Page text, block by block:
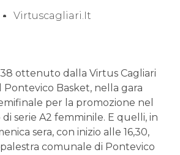
Virtuscagliari.it
ottenuto dalla Virtus Cagliari
Basket, nella gara
per la promozione nel
serie A2 femminile. E quelli, in
sera, con inizio alle 16,30,
comunale di Pontevico